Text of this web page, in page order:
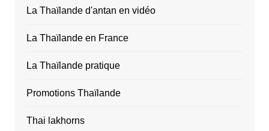
La Thaïlande d'antan en vidéo
La Thaïlande en France
La Thaïlande pratique
Promotions Thaïlande
Thai lakhorns